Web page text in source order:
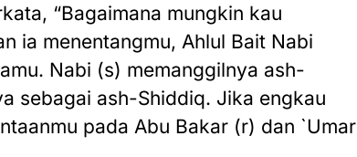
“Bagaimana mungkin kau
ia menentangmu, Ahlul Bait Nabi
Nabi (s) memanggilnya ash-
sebagai ash-Shiddiq. Jika engkau
pada Abu Bakar (r) dan `Umar